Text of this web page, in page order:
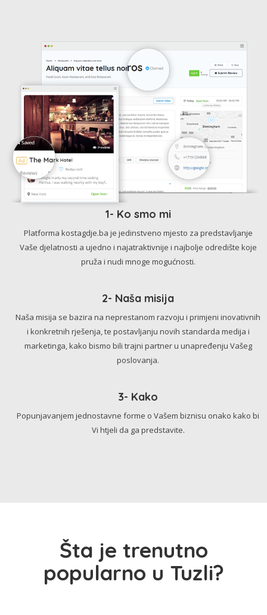
1- Ko smo mi
Platforma kostagdje.ba je jedinstveno mjesto za predstavljanje
Vaše djelatnosti a ujedno i najatraktivnije i najbolje odredište koje
pruža i nudi mnoge mogućnosti.
2- Naša misija
Naša misija se bazira na neprestanom razvoju i primjeni inovativnih
i konkretnih rješenja, te postavljanju novih standarda medija i
marketinga, kako bismo bili trajni partner u unapređenju Vašeg
poslovanja.
3- Kako
Popunjavanjem jednostavne forme o Vašem biznisu onako kako bi
Vi htjeli da ga predstavite.
Šta je trenutno
popularno u Tuzli?